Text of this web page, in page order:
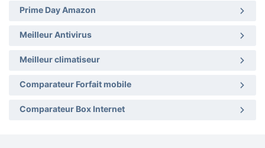
Prime Day Amazon
Meilleur Antivirus
Meilleur climatiseur
Comparateur Forfait mobile
Comparateur Box Internet